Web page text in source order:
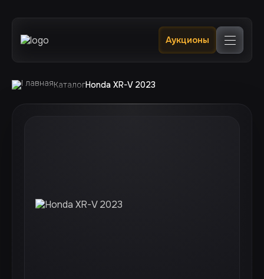
Главная
Каталог
Клиентам
Отслеживание
Контакты
Аукционы
КаталогHonda XR-V 2023